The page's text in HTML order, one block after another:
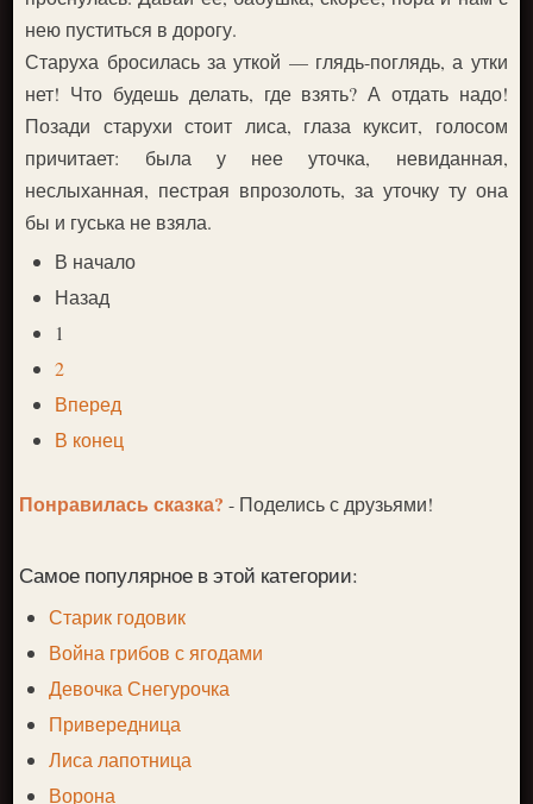
нею пуститься в дорогу.
Старуха бросилась за уткой — глядь-поглядь, а утки
нет! Что будешь делать, где взять? А отдать надо!
Позади старухи стоит лиса, глаза куксит, голосом
причитает: была у нее уточка, невиданная,
неслыханная, пестрая впрозолоть, за уточку ту она
бы и гуська не взяла.
В начало
Назад
1
2
Вперед
В конец
Понравилась сказка?- Поделись с друзьями!
Самое популярное в этой категории:
Старик годовик
Война грибов с ягодами
Девочка Снегурочка
Привередница
Лиса лапотница
Ворона